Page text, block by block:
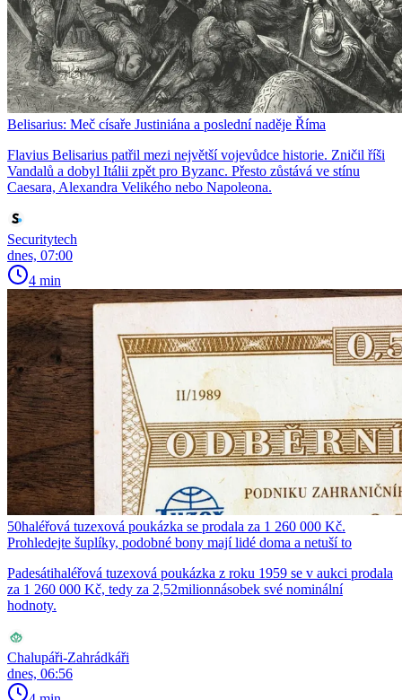
Belisarius: Meč císaře Justiniána a poslední naděje Říma
Flavius Belisarius patřil mezi největší vojevůdce historie. Zničil říši
Vandalů a dobyl Itálii zpět pro Byzanc. Přesto zůstává ve stínu
Caesara, Alexandra Velikého nebo Napoleona.
Securitytech
dnes, 07:00
4 min
50haléřová tuzexová poukázka se prodala za 1 260 000 Kč.
Prohledejte šuplíky, podobné bony mají lidé doma a netuší to
Padesátihaléřová tuzexová poukázka z roku 1959 se v aukci prodala
za 1 260 000 Kč, tedy za 2,52milionnásobek své nominální
hodnoty.
Chalupáři-Zahrádkáři
dnes, 06:56